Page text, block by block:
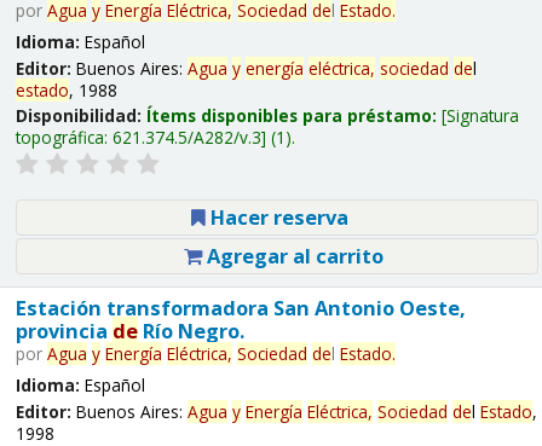
por Agua y Energía Eléctrica, Sociedad del Estado.
Idioma: Español
Editor: Buenos Aires: Agua y energía eléctrica, sociedad del
estado, 1988
Disponibilidad: Ítems disponibles para préstamo: Signatura
topográfica: 621.374.5/A282/v.3 (1).
Hacer reserva
Agregar al carrito
Estación transformadora San Antonio Oeste,
provincia deRío Negro.
por Agua y Energía Eléctrica, Sociedad del Estado.
Idioma: Español
Editor: Buenos Aires: Agua y Energía Eléctrica, Sociedad del Estado,
1998